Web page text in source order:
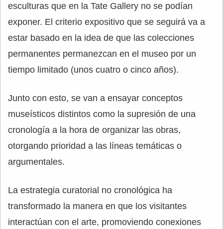
esculturas que en la Tate Gallery no se podían
exponer. El criterio expositivo que se seguirá va a
estar basado en la idea de que las colecciones
permanentes permanezcan en el museo por un
tiempo limitado (unos cuatro o cinco años).
Junto con esto, se van a ensayar conceptos
museísticos distintos como la supresión de una
cronología a la hora de organizar las obras,
otorgando prioridad a las líneas temáticas o
argumentales.
La estrategia curatorial no cronológica ha
transformado la manera en que los visitantes
interactúan con el arte, promoviendo conexiones